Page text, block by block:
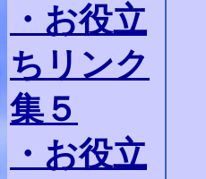
・お役立
ちリンク
集５
・お役立